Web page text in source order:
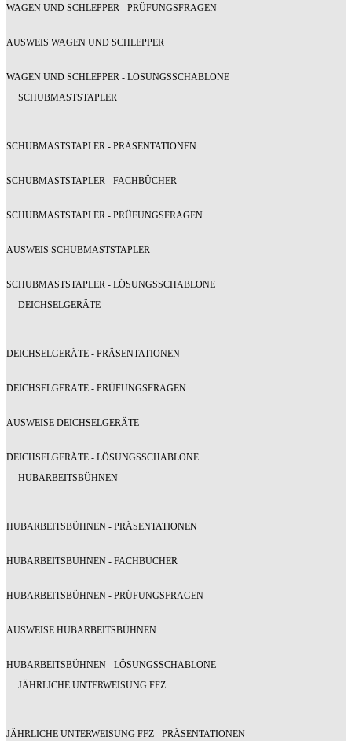
WAGEN UND SCHLEPPER - PRÜFUNGSFRAGEN
AUSWEIS WAGEN UND SCHLEPPER
WAGEN UND SCHLEPPER - LÖSUNGSSCHABLONE
SCHUBMASTSTAPLER
SCHUBMASTSTAPLER - PRÄSENTATIONEN
SCHUBMASTSTAPLER - FACHBÜCHER
SCHUBMASTSTAPLER - PRÜFUNGSFRAGEN
AUSWEIS SCHUBMASTSTAPLER
SCHUBMASTSTAPLER - LÖSUNGSSCHABLONE
DEICHSELGERÄTE
DEICHSELGERÄTE - PRÄSENTATIONEN
DEICHSELGERÄTE - PRÜFUNGSFRAGEN
AUSWEISE DEICHSELGERÄTE
DEICHSELGERÄTE - LÖSUNGSSCHABLONE
HUBARBEITSBÜHNEN
HUBARBEITSBÜHNEN - PRÄSENTATIONEN
HUBARBEITSBÜHNEN - FACHBÜCHER
HUBARBEITSBÜHNEN - PRÜFUNGSFRAGEN
AUSWEISE HUBARBEITSBÜHNEN
HUBARBEITSBÜHNEN - LÖSUNGSSCHABLONE
JÄHRLICHE UNTERWEISUNG FFZ
JÄHRLICHE UNTERWEISUNG FFZ - PRÄSENTATIONEN